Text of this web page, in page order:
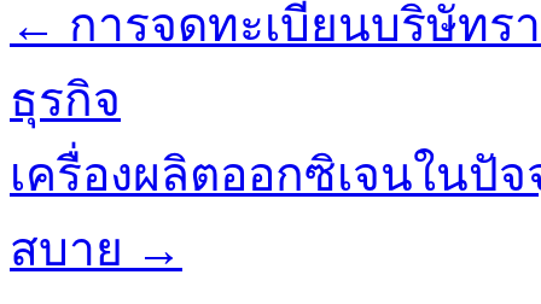
← การจดทะเบียนบริษัท
ธุรกิจ
เครื่องผลิตออกซิเจนในปั
สบาย →